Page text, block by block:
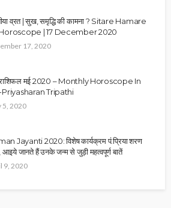
व्रत | सुख, समृद्धि की कामना ? Sitare Hamare
| 17 December 2020
17, 2020
मई 2020 – Monthly Horoscope In
Priyasharan Tripathi
5, 2020
Jayanti 2020: विशेष कार्यक्रम पं.प्रिया शरण
आइये जानते हैं उनके जन्म से जुड़ी महत्वपूर्ण बातें
9, 2020